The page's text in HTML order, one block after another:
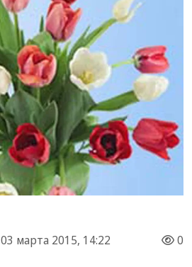
03 марта 2015, 14:22 0